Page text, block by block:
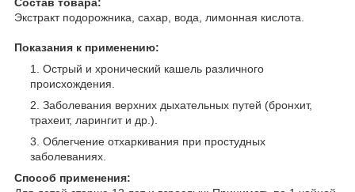
Состав товара:
Экстракт подорожника, сахар, вода, лимонная кислота.
Показания к применению:
Острый и хронический кашель различного
происхождения.
Заболевания верхних дыхательных путей (бронхит,
трахеит, ларингит и др.).
Облегчение отхаркивания при простудных
заболеваниях.
Способ применения: